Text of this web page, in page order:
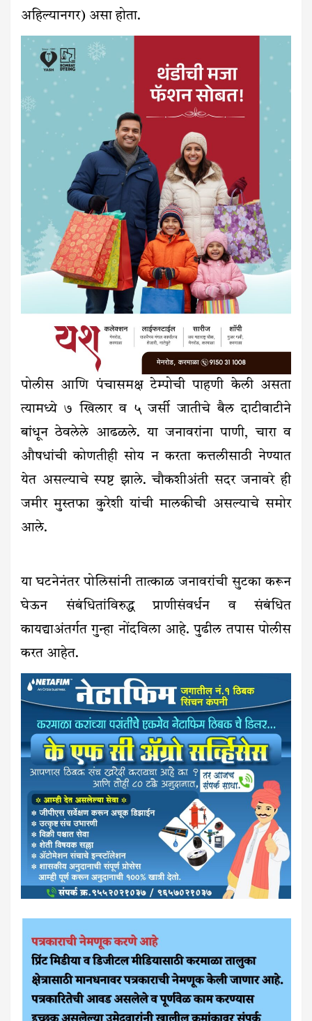
अहिल्यानगर) असा होता.
पोलीस आणि पंचासमक्ष टेम्पोची पाहणी केली असता
त्यामध्ये ७ खिलार व ५ जर्सी जातीचे बैल दाटीवाटीने
बांधून ठेवलेले आढळले. या जनावरांना पाणी, चारा व
औषधांची कोणतीही सोय न करता कत्तलीसाठी नेण्यात
येत असल्याचे स्पष्ट झाले. चौकशीअंती सदर जनावरे ही
जमीर मुस्तफा कुरेशी यांची मालकीची असल्याचे समोर
आले.
या घटनेनंतर पोलिसांनी तात्काळ जनावरांची सुटका करून
घेऊन संबंधितांविरुद्ध प्राणीसंवर्धन व संबंधित
कायद्याअंतर्गत गुन्हा नोंदविला आहे. पुढील तपास पोलीस
करत आहेत.